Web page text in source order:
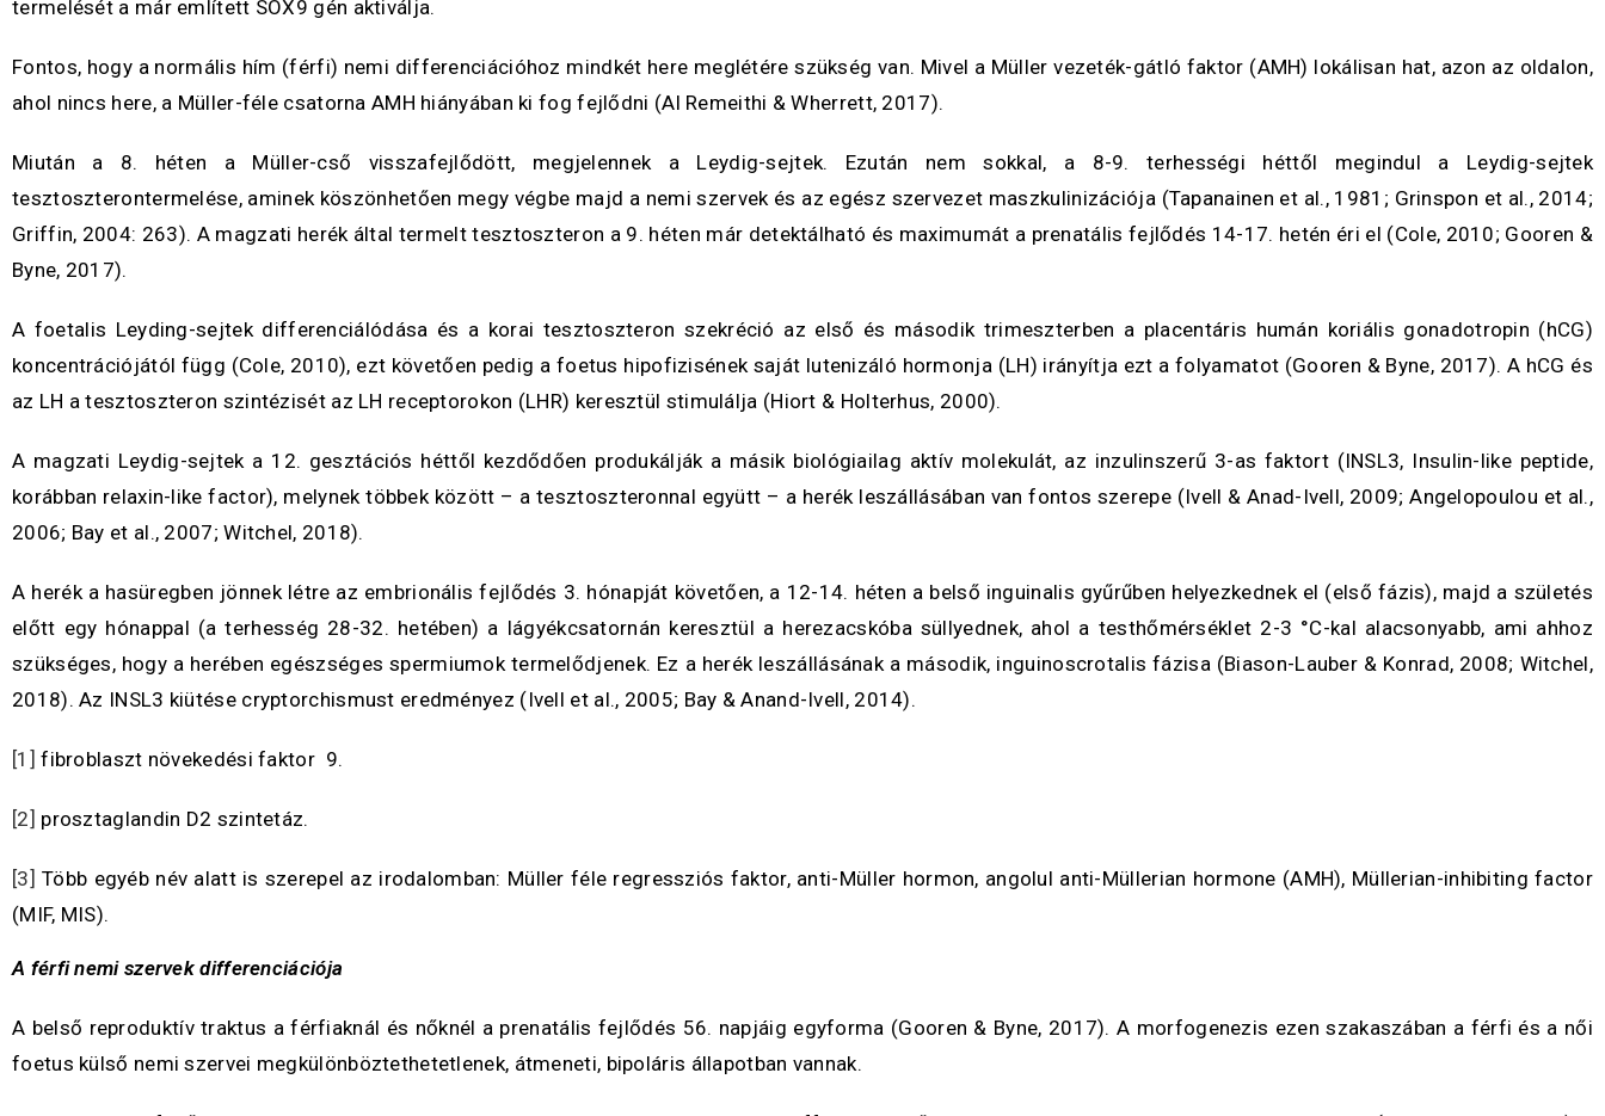
termelését a már említett SOX9 gén aktiválja.
Fontos, hogy a normális hím (férfi) nemi differenciációhoz mindkét here meglétére szükség van. Mivel a Müller vezeték-gátló faktor (AMH) lokálisan hat, azon az oldalon,
ahol nincs here, a Müller-féle csatorna AMH hiányában ki fog fejlődni (Al Remeithi & Wherrett, 2017).
Miután a 8. héten a Müller-cső visszafejlődött, megjelennek a Leydig-sejtek. Ezután nem sokkal, a 8-9. terhességi héttől megindul a Leydig-sejtek
tesztoszterontermelése, aminek köszönhetően megy végbe majd a nemi szervek és az egész szervezet maszkulinizációja (Tapanainen et al., 1981; Grinspon et al., 2014;
Griffin, 2004: 263). A magzati herék által termelt tesztoszteron a 9. héten már detektálható és maximumát a prenatális fejlődés 14-17. hetén éri el (Cole, 2010; Gooren &
Byne, 2017).
A foetalis Leyding-sejtek differenciálódása és a korai tesztoszteron szekréció az első és második trimeszterben a placentáris humán koriális gonadotropin (hCG)
koncentrációjától függ (Cole, 2010), ezt követően pedig a foetus hipofizisének saját lutenizáló hormonja (LH) irányítja ezt a folyamatot (Gooren & Byne, 2017). A hCG és
az LH a tesztoszteron szintézisét az LH receptorokon (LHR) keresztül stimulálja (Hiort & Holterhus, 2000).
A magzati Leydig-sejtek a 12. gesztációs héttől kezdődően produkálják a másik biológiailag aktív molekulát, az inzulinszerű 3-as faktort (INSL3, Insulin-like peptide,
korábban relaxin-like factor), melynek többek között – a tesztoszteronnal együtt – a herék leszállásában van fontos szerepe (Ivell & Anad-Ivell, 2009; Angelopoulou et al.,
2006; Bay et al., 2007; Witchel, 2018).
A herék a hasüregben jönnek létre az embrionális fejlődés 3. hónapját követően, a 12-14. héten a belső inguinalis gyűrűben helyezkednek el (első fázis), majd a születés
előtt egy hónappal (a terhesség 28-32. hetében) a lágyékcsatornán keresztül a herezacskóba süllyednek, ahol a testhőmérséklet 2-3 °C-kal alacsonyabb, ami ahhoz
szükséges, hogy a herében egészséges spermiumok termelődjenek. Ez a herék leszállásának a második, inguinoscrotalis fázisa (Biason-Lauber & Konrad, 2008; Witchel,
2018). Az INSL3 kiütése cryptorchismust eredményez (Ivell et al., 2005; Bay & Anand-Ivell, 2014).
[1] fibroblaszt növekedési faktor 9.
[2] prosztaglandin D2 szintetáz.
[3] Több egyéb név alatt is szerepel az irodalomban: Müller féle regressziós faktor, anti-Müller hormon, angolul anti-Müllerian hormone (AMH), Müllerian-inhibiting factor
(MIF, MIS).
A férfi nemi szervek differenciációja
A belső reproduktív traktus a férfiaknál és nőknél a prenatális fejlődés 56. napjáig egyforma (Gooren & Byne, 2017). A morfogenezis ezen szakaszában a férfi és a női
foetus külső nemi szervei megkülönböztethetetlenek, átmeneti, bipoláris állapotban vannak.